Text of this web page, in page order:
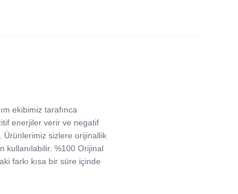
ekibimiz tarafınca
enerjiler verir ve negatif
Ürünlerimiz sizlere orijinallik
kullanılabilir. %100 Orijinal
farkı kısa bir süre içinde